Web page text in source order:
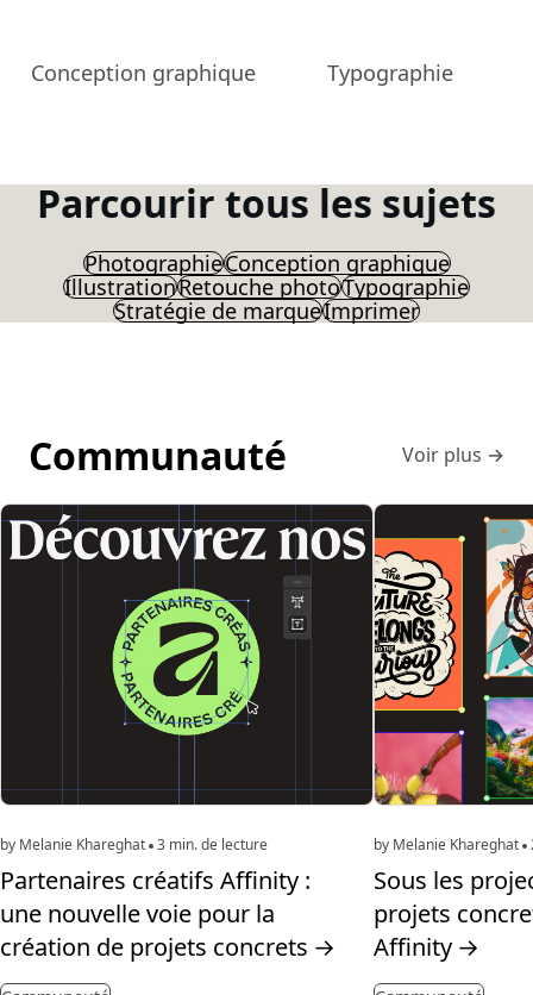
Conception graphique Typographie
Parcourir tous les sujets
PhotographieConception graphique
IllustrationRetouche photoTypographie
Stratégie de marqueImprimer
Communauté Voir plus →
by Melanie Khareghat 3 min. de lecture
Partenaires créatifs Affinity :
une nouvelle voie pour la
création de projets concrets →
by Melanie Khareghat
Sous les
projets
Affinity →